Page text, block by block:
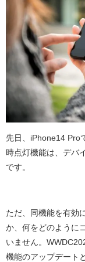
先日、 iPhone14 Pro
時点灯機能は、デバ
です。
ただ、同機能を有効
か、何をどのように
いません。
機能のアップデート